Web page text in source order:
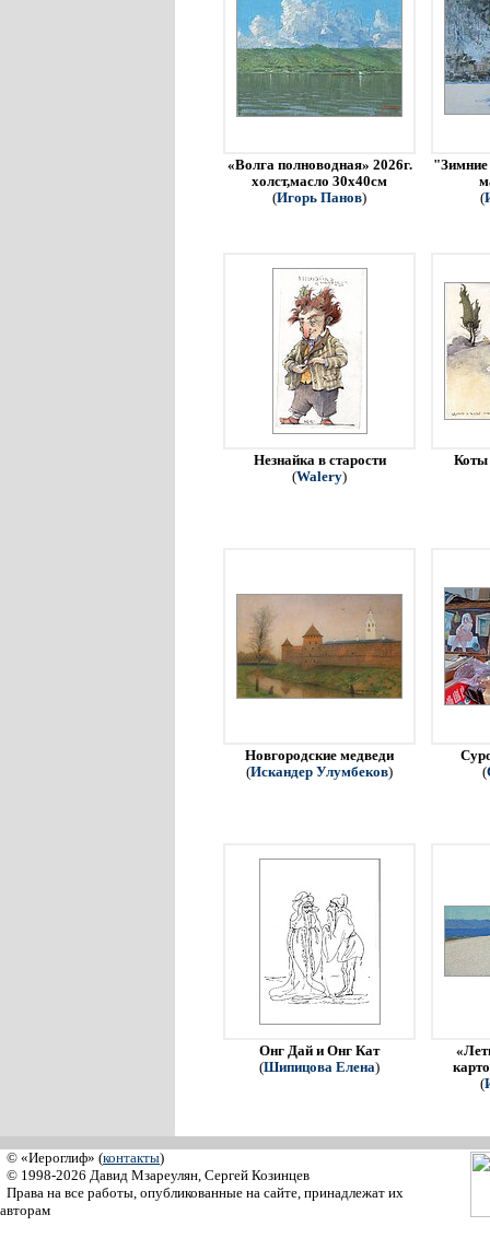
«Волга полноводная» 2026г.
холст,масло 30х40см
(Игорь Панов)
"Зимние
(
Незнайка в старости
(Walery)
Коты
Новгородские медведи
(Искандер Улумбеков)
(
Онг Дай и Онг Кат
(Шипицова Елена)
(
© «Иероглиф» (контакты)
© 1998-2026 Давид Мзареулян, Сергей Козинцев
Права на все работы, опубликованные на сайте, принадлежат их
авторам